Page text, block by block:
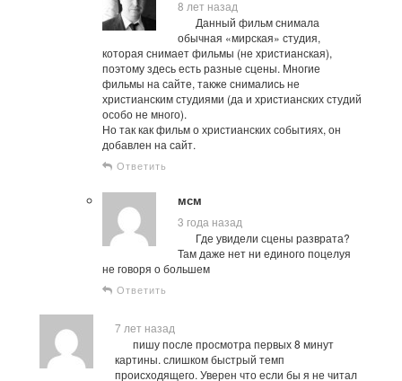
8 лет назад
Данный фильм снимала
обычная «мирская» студия,
которая снимает фильмы (не христианская),
поэтому здесь есть разные сцены. Многие
фильмы на сайте, также снимались не
христианским студиями (да и христианских студий
особо не много).
Но так как фильм о христианских событиях, он
добавлен на сайт.
Ответить
мсм
3 года назад
Где увидели сцены разврата?
Там даже нет ни единого поцелуя
не говоря о большем
Ответить
7 лет назад
пишу после просмотра первых 8 минут
картины. слишком быстрый темп
происходящего. Уверен что если бы я не читал